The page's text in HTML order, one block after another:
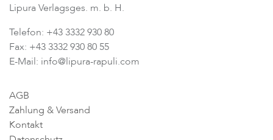
Lipura Verlagsges. m. b. H.
Telefon: +43 3332 930 80
Fax: +43 3332 930 80 55
E-Mail: info@lipura-rapuli.com
AGB
Zahlung & Versand
Kontakt